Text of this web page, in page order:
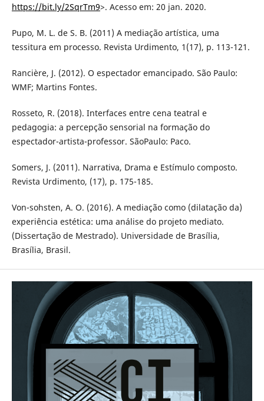
https://bit.ly/2SqrTm9>. Acesso em: 20 jan. 2020.
Pupo, M. L. de S. B. (2011) A mediação artística, uma
tessitura em processo. Revista Urdimento, 1(17), p. 113-121.
Rancière, J. (2012). O espectador emancipado. São Paulo:
WMF; Martins Fontes.
Rosseto, R. (2018). Interfaces entre cena teatral e
pedagogia: a percepção sensorial na formação do
espectador-artista-professor. SãoPaulo: Paco.
Somers, J. (2011). Narrativa, Drama e Estímulo composto.
Revista Urdimento, (17), p. 175-185.
Von-sohsten, A. O. (2016). A mediação como (dilatação da)
experiência estética: uma análise do projeto mediato.
(Dissertação de Mestrado). Universidade de Brasília,
Brasília, Brasil.